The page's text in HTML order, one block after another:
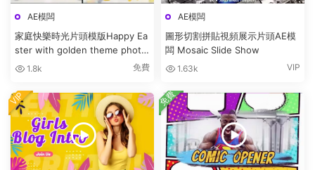
AE模闆
家庭快樂時光片頭模版Happy Ea
ster with golden theme photo
bunny
1.8k 免費
AE模闆
圖形切割拼貼視頻展示片頭AE模
闆 Mosaic Slide Show
1.63k VIP
VIP 免費